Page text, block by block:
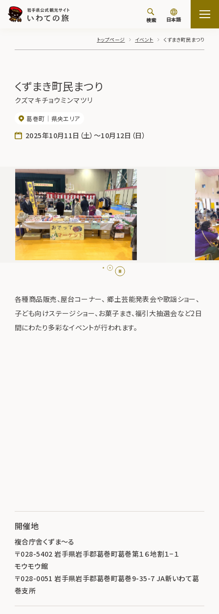
検索 日本語
トップページ イベント くずまき町民まつり
くずまき町民まつり
クズマキチョウミンマツリ
葛巻町 県央エリア
2025年10月11日（土）～10月12日（日）
各種商品販売、屋台コーナー、 郷土芸能発表会や歌謡ショー、
子ども向けステージショー、お菓子まき、福引大抽選会など2日
間にわたり多彩なイベントが行われます。
開催地
複合庁舎くずま～る
〒028-5402 岩手県岩手郡葛巻町葛巻第１６地割１−１
モウモウ館
〒028-0051 岩手県岩手郡葛巻町葛巻9-35-7 JA新いわて葛
巻支所